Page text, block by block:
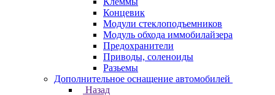
Концевик
Модули стеклоподъемников
Модуль обхода иммобилайзера
Предохранители
Приводы, соленоиды
Разьемы
Дополнительное оснащение автомобилей
Назад